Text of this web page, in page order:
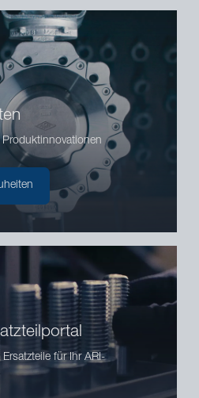
für Ihr ARI-